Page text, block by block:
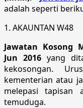
adalah seperti
1. AKAUNTAN W48
Jawatan Kosong
Jun 2016yang
kekosongan.
kementerian atau
melepasi tapisan
temuduga.